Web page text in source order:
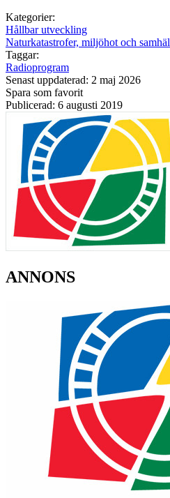
Kategorier:
Hållbar utveckling
Naturkatastrofer, miljöhot och
Taggar:
Radioprogram
Senast uppdaterad: 2 maj 2026
Spara som favorit
Publicerad: 6 augusti 2019
ANNONS